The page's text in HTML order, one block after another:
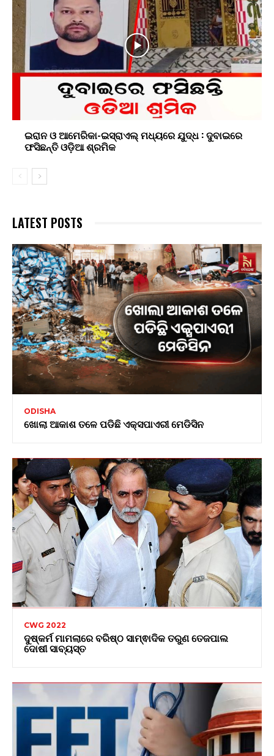
ଇରାନ ଓ ଆମେରିକା-ଇସ୍ରାଏଲ୍ ମଧ୍ୟରେ ଯୁଦ୍ଧ : ଦୁବାଇରେ
ଫସିଛନ୍ତି ଓଡ଼ିଆ ଶ୍ରମିକ
LATEST POSTS
ODISHA
ଖୋଲା ଆକାଶ ତଳେ ପଡିଛି ଏକ୍ସପାଏରୀ ମେଡିସିନ
CWG 2022
ଦୁଷ୍କର୍ମ ମାମଲାରେ ବରିଷ୍ଠ ସାମ୍ଵାଦିକ ତରୁଣ ତେଜପାଲ
ଦୋଷୀ ସାବ୍ୟସ୍ତ